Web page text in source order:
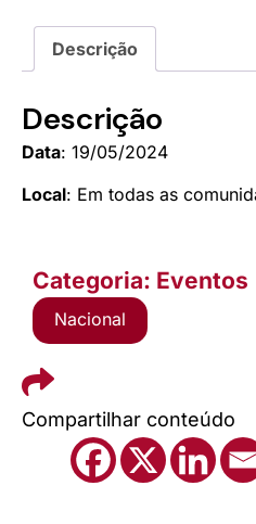
Descrição
Descrição
Data: 19/05/2024
Local: Em todas as
Categoria: Eventos
Nacional
Compartilhar conteúdo